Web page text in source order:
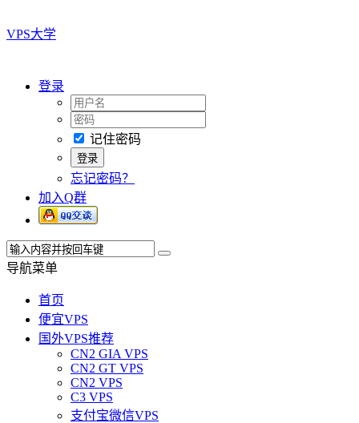
VPS大学
登录
记住密码
忘记密码？
加入Q群
导航菜单
首页
便宜VPS
国外VPS推荐
CN2 GIA VPS
CN2 GT VPS
CN2 VPS
C3 VPS
支付宝微信VPS